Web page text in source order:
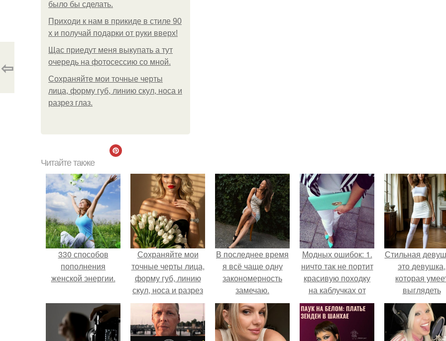
было бы сделать.
Приходи к нам в прикиде в стиле 90
х и получай подарки от руки вверх!
Щас приедут меня выкупать а тут
очередь на фотосессию со мной.
Сохраняйте мои точные черты
лица, форму губ, линию скул, носа и
разрез глаз.
⇦
Читайте также
330 способов
пополнения
женской энергии.
Сохраняйте мои
точные черты лица,
форму губ, линию
скул, носа и разрез
глаз.
В последнее время
я всё чаще одну
закономерность
замечаю.
Модных ошибок: 1.
ничто так не портит
красивую походку
на каблучках от
бедра, как не
отклеенная
этикетка от
подошвы.
Стильная
это девушка,
которая
выглядеть
элегантно в
ситуации.